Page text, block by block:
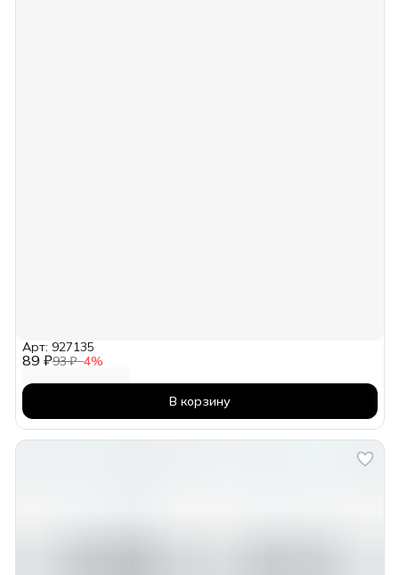
89 ₽93 ₽−4%
Арт: 927135
В корзину